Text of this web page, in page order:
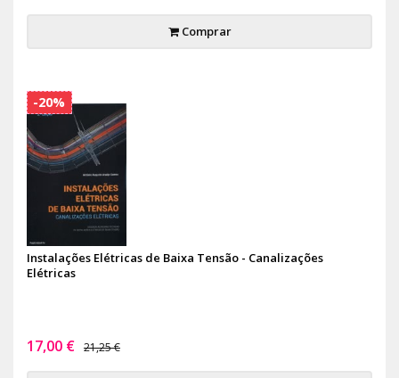
Comprar
Instalações Elétricas de Baixa Tensão - Canalizações
Elétricas
17,00 € 21,25 €
-20%